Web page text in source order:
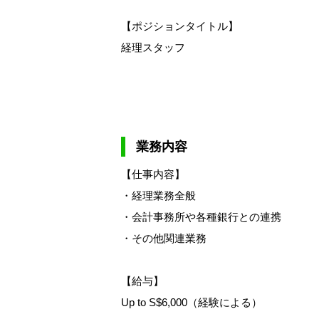
【ポジションタイトル】
経理スタッフ
業務内容
【仕事内容】
・経理業務全般
・会計事務所や各種銀行との連携
・その他関連業務
【給与】
Up to S$6,000（経験による）